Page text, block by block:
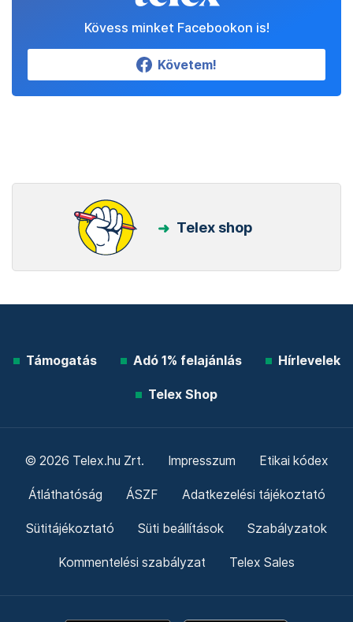
Kövess minket Facebookon is!
Követem!
Telex shop
Támogatás Adó 1% felajánlás Hírlevelek
Telex Shop
© 2026 Telex.hu Zrt. Impresszum Etikai kódex
Átláthatóság ÁSZF Adatkezelési tájékoztató
Sütitájékoztató Süti beállítások Szabályzatok
Kommentelési szabályzat Telex Sales